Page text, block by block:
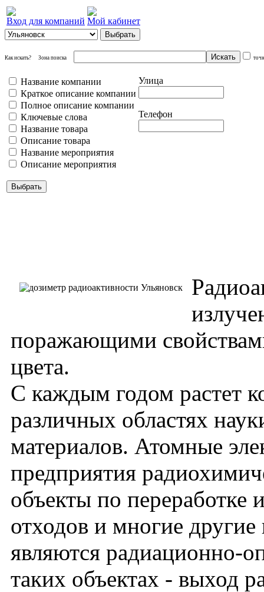
Вход для компаний Мой кабинет
Как искать? Зона поиска
Название компании
Краткое описание компании
Полное описание компании
Ключевые слова
Название товара
Описание товара
Название мероприятия
Описание мероприятия
Улица
Телефон
поражающими
цвета.
С каждым годом растет
различных областях
материалов. Атомные
предприятия
объекты по переработке
отходов и многие
являются радиационно-
таких объектах - выход